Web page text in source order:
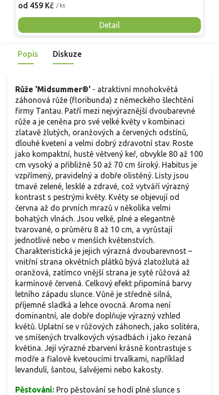
od 459 Kč / ks
Detail
Velmi plné květy v jemně růžových až krémově narůžovělých
do mrazů. Díky svému půvabu vynikne jako solitér v menších
skupinách, v okrasných záhonech či v nádobách na terasách.
Představuje ideální volbu pro milovníky klasické elegance
spojené s krásnou vůní a odolností, kterou tento kultivar
nabízí.
Popis Diskuze
Růže 'Midsummer®' - atraktivní mnohokvětá
záhonová růže (floribunda) z německého šlechtění
firmy Tantau. Patří mezi nejvýraznější dvoubarevné
růže a je ceněna pro své velké květy v kombinaci
zlatavě žlutých, oranžových a červených odstínů,
dlouhé kvetení a velmi dobrý zdravotní stav. Roste
jako kompaktní, hustě větvený keř, obvykle 80 až 100
cm vysoký a přibližně 50 až 70 cm široký. Habitus je
vzpřímený, pravidelný a dobře olistěný. Listy jsou
tmavě zelené, lesklé a zdravé, což vytváří výrazný
kontrast s pestrými květy. Květy se objevují od
června až do prvních mrazů v několika velmi
bohatých vlnách. Jsou velké, plné a elegantně
tvarované, o průměru 8 až 10 cm, a vyrůstají
jednotlivě nebo v menších květenstvích.
Charakteristická je jejich výrazná dvoubarevnost –
vnitřní strana okvětních plátků bývá zlatožlutá až
oranžová, zatímco vnější strana je sytě růžová až
karmínově červená. Celkový efekt připomíná barvy
letního západu slunce. Vůně je středně silná,
příjemně sladká a lehce ovocná. Aroma není
dominantní, ale dobře doplňuje výrazný vzhled
květů. Uplatní se v růžových záhonech, jako solitéra,
ve smíšených trvalkových výsadbách i jako řezaná
květina. Její výrazné zbarvení krásně kontrastuje s
modře a fialově kvetoucími trvalkami, například
levandulí, šantou, šalvějemi nebo kakosty.
Pěstování: Pro pěstování se hodí plné slunce s